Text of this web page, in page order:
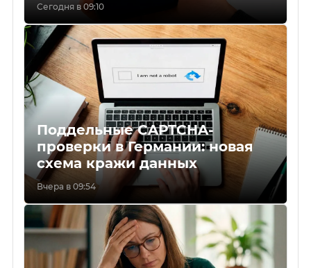
Сегодня в 09:10
Поддельные CAPTCHA-
проверки в Германии: новая
схема кражи данных
Вчера в 09:54